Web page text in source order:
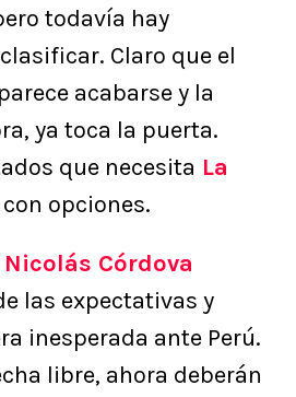
todavía hay
Claro que el
acabarse y la
ya toca la puerta.
que necesita La
opciones.
Nicolás Córdova
las expectativas y
inesperada ante Perú.
libre, ahora deberán